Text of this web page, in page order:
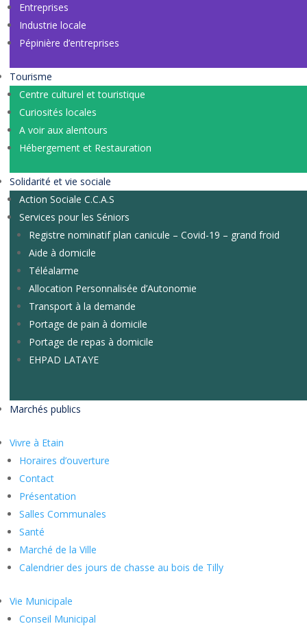
Entreprises
Industrie locale
Pépinière d’entreprises
Tourisme
Centre culturel et touristique
Curiosités locales
A voir aux alentours
Hébergement et Restauration
Solidarité et vie sociale
Action Sociale C.C.A.S
Services pour les Séniors
Registre nominatif plan canicule – Covid-19 – grand froid
Aide à domicile
Téléalarme
Allocation Personnalisée d’Autonomie
Transport à la demande
Portage de pain à domicile
Portage de repas à domicile
EHPAD LATAYE
Marchés publics
Vivre à Etain
Horaires d’ouverture
Contact
Présentation
Salles Communales
Santé
Marché de la Ville
Calendrier des jours de chasse au bois de Tilly
Vie Municipale
Conseil Municipal